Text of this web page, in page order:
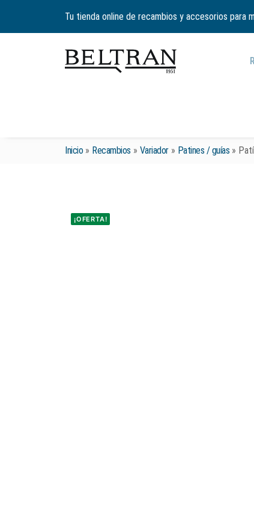
Tu tienda online de recambios y accesorios para
Inicio» Recambios » Variador» Patines / guías »
¡OFERTA!